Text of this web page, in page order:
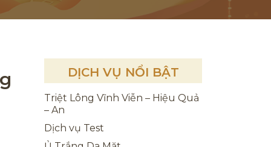
DỊCH VỤ NỔI BẬT
Triệt Lông Vĩnh Viễn – Hiệu Quả
– An
Dịch vụ Test